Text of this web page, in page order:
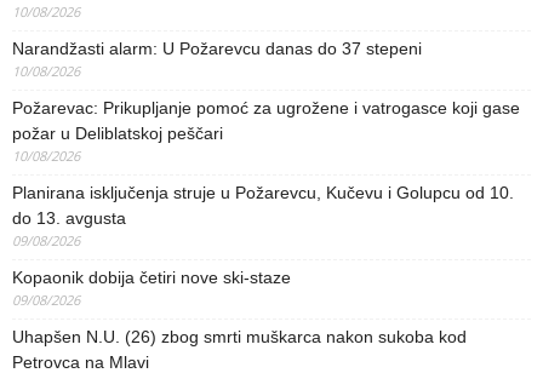
10/08/2026
Narandžasti alarm: U Požarevcu danas do 37 stepeni
10/08/2026
Požarevac: Prikupljanje pomoć za ugrožene i vatrogasce koji gase
požar u Deliblatskoj peščari
10/08/2026
Planirana isključenja struje u Požarevcu, Kučevu i Golupcu od 10.
do 13. avgusta
09/08/2026
Kopaonik dobija četiri nove ski-staze
09/08/2026
Uhapšen N.U. (26) zbog smrti muškarca nakon sukoba kod
Petrovca na Mlavi